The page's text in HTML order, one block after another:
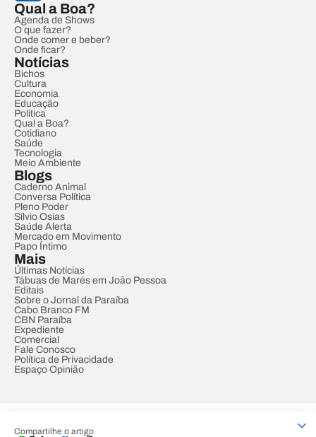
Compartilhe o artigo
Qual a Boa?
Agenda de Shows
O que fazer?
Onde comer e beber?
Onde ficar?
Notícias
Bichos
Cultura
Economia
Educação
Política
Qual a Boa?
Cotidiano
Saúde
Tecnologia
Meio Ambiente
Blogs
Caderno Animal
Conversa Política
Pleno Poder
Sílvio Osias
Saúde Alerta
Mercado em Movimento
Papo Íntimo
Mais
Últimas Notícias
Tábuas de Marés em João Pessoa
Editais
Sobre o Jornal da Paraíba
Cabo Branco FM
CBN Paraíba
Expediente
Comercial
Fale Conosco
Política de Privacidade
Espaço Opinião